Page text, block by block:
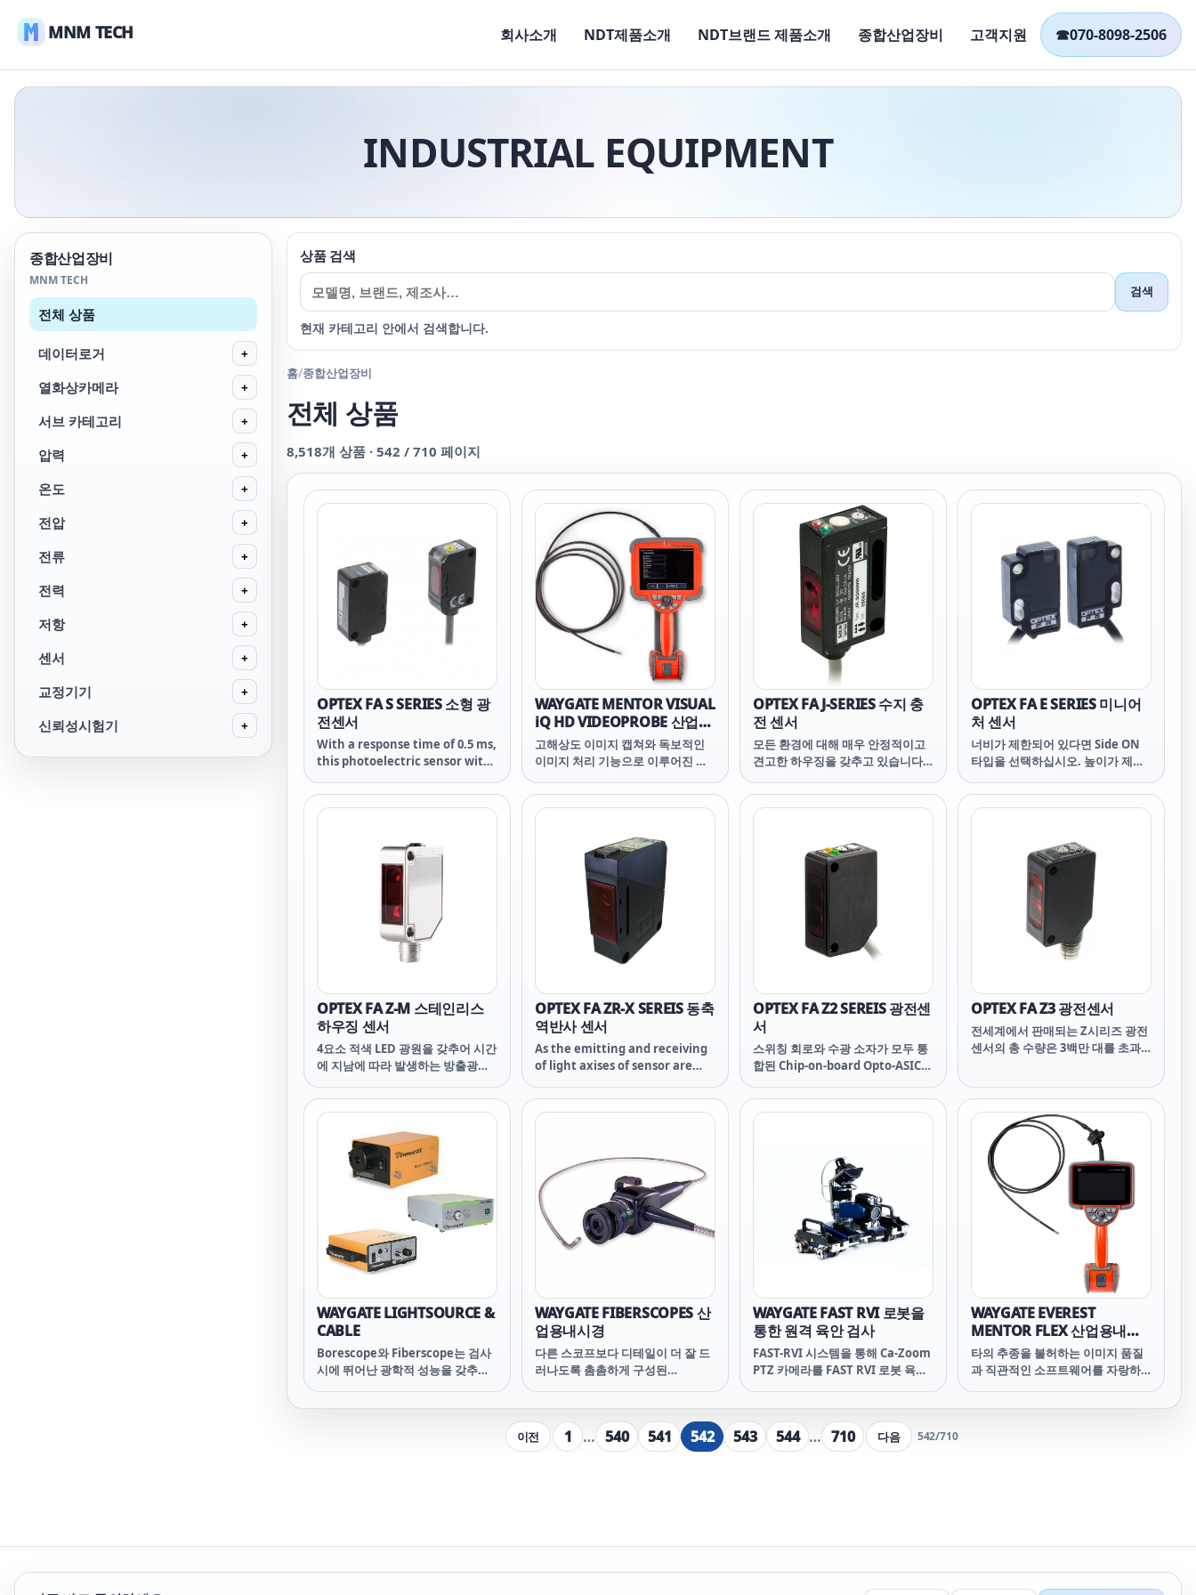
MNM TECH 회사소개 NDT제품소개 NDT브랜드 제품소개 종합산업장비 고객지원 ☎070-8098-2506
INDUSTRIAL EQUIPMENT
종합산업장비
MNM TECH
전체 상품
데이터로거 +
열화상카메라 +
서브 카테고리 +
압력 +
온도 +
전압 +
전류 +
전력 +
저항 +
센서 +
교정기기 +
신뢰성시험기 +
상품 검색
검색
현재 카테고리 안에서 검색합니다.
홈/종합산업장비
전체 상품
8,518개 상품 · 542 / 710 페이지
OPTEX FA S SERIES 소형 광
전센서
With a response time of 0.5 ms,
this photoelectric sensor with
top level response time. This
feature makes its use on high
WAYGATE MENTOR VISUAL
iQ HD VIDEOPROBE 산업용
내시경
고해상도 이미지 캡쳐와 독보적인
이미지 처리 기능으로 이루어진 정
OPTEX FA J-SERIES 수지 충
전 센서
모든 환경에 대해 매우 안정적이고
견고한 하우징을 갖추고 있습니다.
다.
OPTEX FA E SERIES 미니어
처 센서
너비가 제한되어 있다면 Side ON
타입을 선택하십시오. 높이가 제한
세요. 상황에 따라 선택 가능합니다.
OPTEX FA Z-M 스테인리스
하우징 센서
4요소 적색 LED 광원을 갖추어 시간
에 지남에 따라 발생하는 방출광의
장 25m 감지 거리를 갖는 투과형 센
서는 먼지 및 미세 입자에도 견딜 수
OPTEX FA ZR-X SEREIS 동축
역반사 센서
As the emitting and receiving
of light axises of sensor are
structure, it provides stable
detection, eliminating
transfer flow of detection
objects.
OPTEX FA Z2 SEREIS 광전센
서
스위칭 회로와 수광 소자가 모두 통
합된 Chip-on-board Opto-ASIC의
했습니다.
OPTEX FA Z3 광전센서
전세계에서 판매되는 Z시리즈 광전
센서의 총 수량은 3백만 대를 초과
센서는 사용하기 쉬운 Z 시리즈의
후속 제품입니다. 이 시리즈는 범용
광전 센서에 필요한 기능, 실용성 및
비용 성능을 한 차원 높은 수준으로
끌어올립니다.
WAYGATE LIGHTSOURCE &
CABLE
Borescope와 Fiberscope는 검사
시에 뛰어난 광학적 성능을 갖추고
WAYGATE FIBERSCOPES 산
업용내시경
다른 스코프보다 디테일이 더 잘 드
러나도록 촘촘하게 구성된
한 섬유스코프를 Set로 제공합니다.
제품 구성 요소는 각각의 다양한 직
경, 길이 및 보기 옵션으로 제공되
다.
WAYGATE FAST RVI 로봇을
통한 원격 육안 검사
FAST-RVI 시스템을 통해 Ca-Zoom
PTZ 카메라를 FAST RVI 로봇 육안
업자가 직접 접근할 수 없는 영역을
로봇을 통해 접근하여, 기존 육안 검
사 방식보다 더 효율적이고 광범위
WAYGATE EVEREST
MENTOR FLEX 산업용내시
경
타의 추종을 불허하는 이미지 품질
과 직관적인 소프트웨어를 자랑하
브가 어떤방향이든 자유자재로 만
곡이 가능하며, 고성능 LED 광원 출
이전 1 … 540 541 542 543 544 … 710 다음 542/710